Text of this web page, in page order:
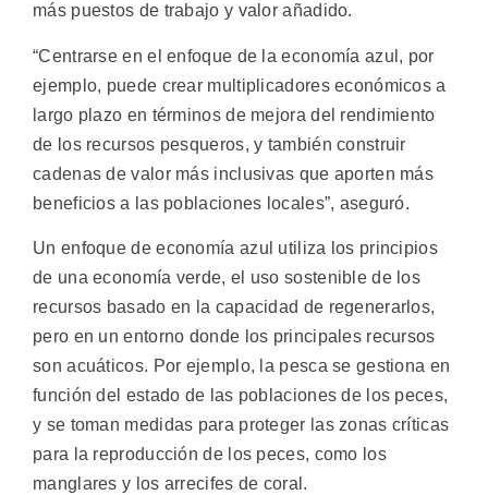
más puestos de trabajo y valor añadido.
“Centrarse en el enfoque de la economía azul, por
ejemplo, puede crear multiplicadores económicos a
largo plazo en términos de mejora del rendimiento
de los recursos pesqueros, y también construir
cadenas de valor más inclusivas que aporten más
beneficios a las poblaciones locales”, aseguró.
Un enfoque de economía azul utiliza los principios
de una economía verde, el uso sostenible de los
recursos basado en la capacidad de regenerarlos,
pero en un entorno donde los principales recursos
son acuáticos. Por ejemplo, la pesca se gestiona en
función del estado de las poblaciones de los peces,
y se toman medidas para proteger las zonas críticas
para la reproducción de los peces, como los
manglares y los arrecifes de coral.